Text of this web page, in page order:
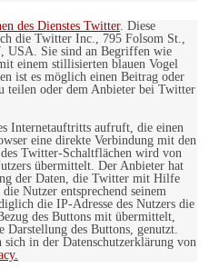
des Dienstes Twitter. Diese
die Twitter Inc., 795 Folsom St.,
USA. Sie sind an Begriffen wie
einem stillisierten blauen Vogel
ist es möglich einen Beitrag oder
teilen oder dem Anbieter bei Twitter
Internetauftritts aufruft, die einen
eine direkte Verbindung mit den
Twitter-Schaltflächen wird von
übermittelt. Der Anbieter hat
der Daten, die Twitter mit Hilfe
Nutzer entsprechend seinem
die IP-Adresse des Nutzers die
des Buttons mit übermittelt,
Darstellung des Buttons, genutzt.
in der Datenschutzerklärung von